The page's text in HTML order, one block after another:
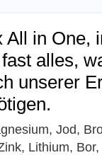
in One,
alles,
unserer
Jod,
Lithium,